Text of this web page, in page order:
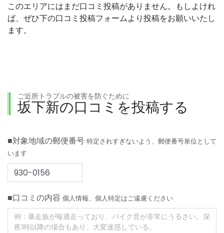
このエリアにはまだ口コミ投稿がありません。もしよけれ
ば、ぜひ下の口コミ投稿フォームより投稿をお願いいたし
ます。
ご近所トラブルの被害を防ぐために
坂下新の口コミを投稿する
■対象地域の郵便番号 特定されすぎないよう、郵便番号単位として
います
■口コミの内容 個人情報、個人特定はご遠慮ください